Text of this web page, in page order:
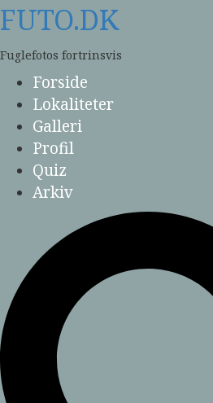
Skip
to
content
FUTO.DK
Fuglefotos fortrinsvis
Forside
Lokaliteter
Galleri
Profil
Quiz
Arkiv